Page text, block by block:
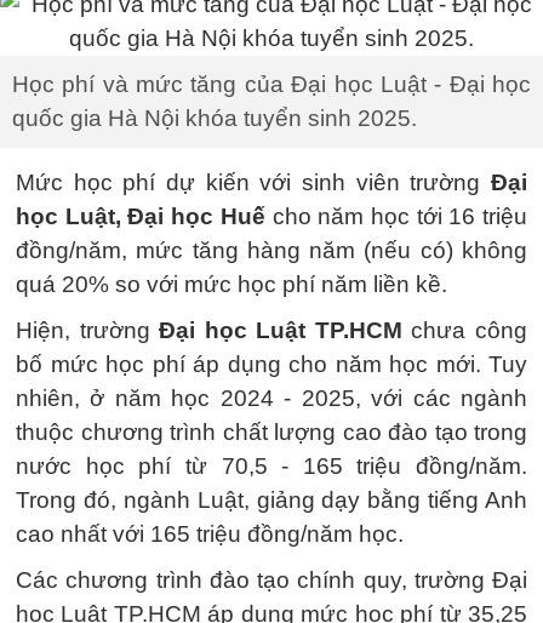
Học phí và mức tăng của Đại học Luật - Đại học
quốc gia Hà Nội khóa tuyển sinh 2025.
Mức học phí dự kiến với sinh viên trường Đại
học Luật, Đại học Huế cho năm học tới 16 triệu
đồng/năm, mức tăng hàng năm (nếu có) không
quá 20% so với mức học phí năm liền kề.
Hiện, trườngĐại học Luật TP.HCMchưa công
bố mức học phí áp dụng cho năm học mới. Tuy
nhiên, ở năm học 2024 - 2025, với các ngành
thuộc chương trình chất lượng cao đào tạo trong
nước học phí từ 70,5 - 165 triệu đồng/năm.
Trong đó, ngành Luật, giảng dạy bằng tiếng Anh
cao nhất với 165 triệu đồng/năm học.
Các chương trình đào tạo chính quy, trường Đại
học Luật TP.HCM áp dụng mức học phí từ 35,25